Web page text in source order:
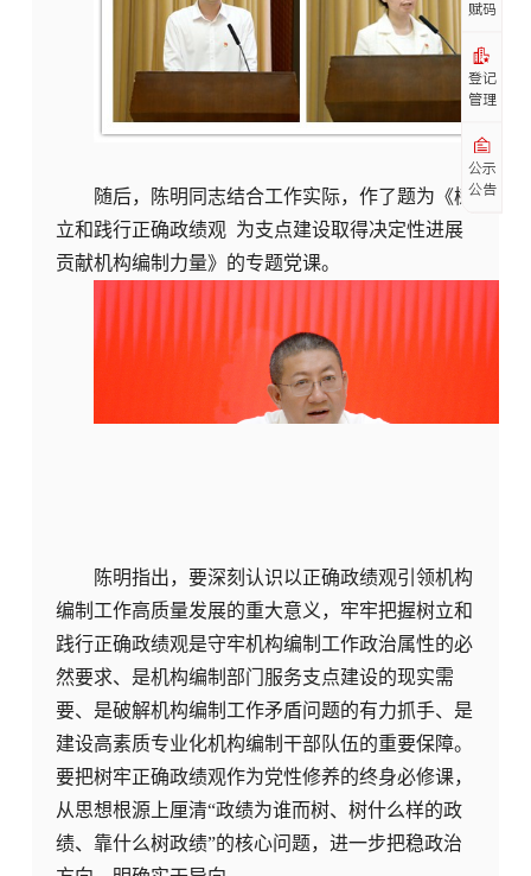
随后，陈明同志结合工作实际，作了题为《树
立和践行正确政绩观 为支点建设取得决定性进展
贡献机构编制力量》的专题党课。
陈明指出，要深刻认识以正确政绩观引领机构
编制工作高质量发展的重大意义，牢牢把握树立和
践行正确政绩观是守牢机构编制工作政治属性的必
然要求、是机构编制部门服务支点建设的现实需
要、是破解机构编制工作矛盾问题的有力抓手、是
建设高素质专业化机构编制干部队伍的重要保障。
要把树牢正确政绩观作为党性修养的终身必修课，
从思想根源上厘清“政绩为谁而树、树什么样的政
绩、靠什么树政绩”的核心问题，进一步把稳政治
赋码
登记
管理
公示
公告